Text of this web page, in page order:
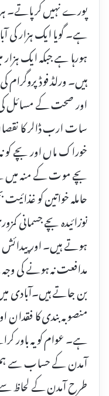
پورے نہیں کرپاتے۔ ہر
ہورہا ہے جبکہ ایک
ہیں۔ ورلڈ فوڈ
اور صحت کے مسائل کی
سات ارب ڈالر کا
بچے موت کے منہ
حاملہ خواتین کو
نوزائیدہ بچے جسمانی
ہوتے ہیں۔ اور
مدافعت نہ ہونے کی
بن جاتے ہیں۔آبادی
منصوبہ بندی کا فقدان
ہے۔ عوام کو یہ
آمدن کے حساب سے ہم
طرح آمدن کے لحاظ سے